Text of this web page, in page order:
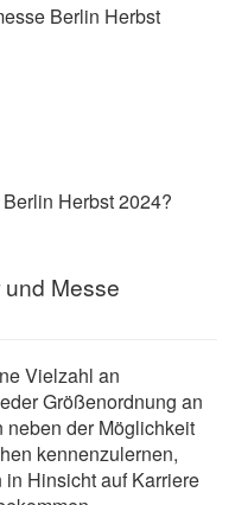
Berlin Herbst
Herbst 2024?
Messe
Vielzahl an
Größenordnung an
neben der Möglichkeit
kennenzulernen,
Hinsicht auf Karriere